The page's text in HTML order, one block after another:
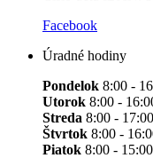
Facebook
Úradné hodiny
Pondelok 8:00 -
Utorok 8:00 -
Streda 8:00 - 17:00
Štvrtok 8:00 -
Piatok 8:00 - 15:00